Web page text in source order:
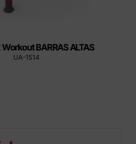
BARRAS ALTAS
UA-1514